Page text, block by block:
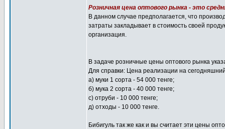
Розничная цена оптового рынка - это
В данном случае предполагается, что
затраты закладывает в стоимость своей
организация.
В задаче розничные цены оптового рынка
Для справки: Цена реализации на
а) муки 1 сорта - 54 000 тенге;
б) мука 2 сорта - 40 000 тенге;
с) отруби - 10 000 тенге;
д) отходы - 10 000 тенге.
Бибигуль так же как и вы считает эти цены